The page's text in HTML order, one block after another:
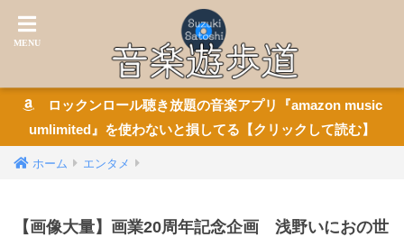
ロックンロール聴き放題の音楽アプリ『amazon music
umlimited』を使わないと損してる【クリックして読む】
ホーム エンタメ
【画像大量】画業20周年記念企画 浅野いにおの世